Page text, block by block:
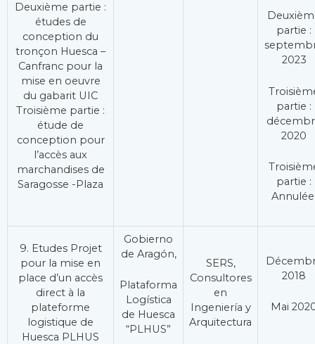
Deuxième partie :
études de
conception du
tronçon Huesca –
Canfranc pour la
mise en oeuvre
du gabarit UIC
Troisième partie :
étude de
conception pour
l’accès aux
marchandises de
Saragosse -Plaza
partie :
2023
partie :
2020
partie :
9. Etudes Projet
pour la mise en
place d’un accès
direct à la
plateforme
logistique de
Huesca PLHUS
Gobierno
de Aragón,
Plataforma
Logística
de Huesca
“PLHUS”
SERS,
Consultores
en
Ingeniería y
Arquitectura
2018
Mai